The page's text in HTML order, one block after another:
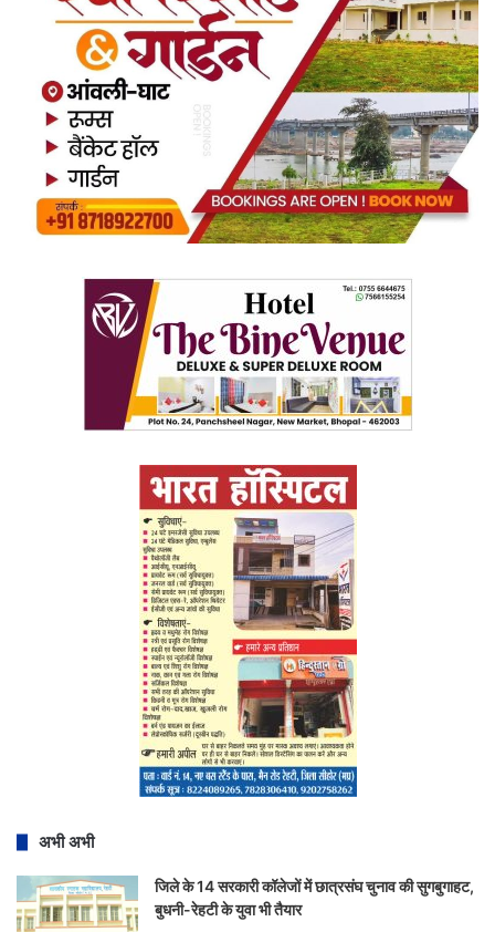
अभी अभी
जिले के 14 सरकारी कॉलेजों में छात्रसंघ चुनाव की सुगबुगाहट,
बुधनी-रेहटी के युवा भी तैयार